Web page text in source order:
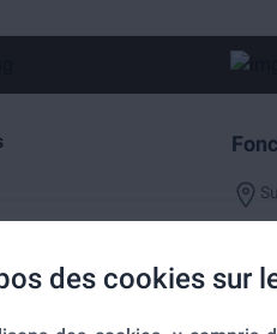
des cookies sur
de ventes